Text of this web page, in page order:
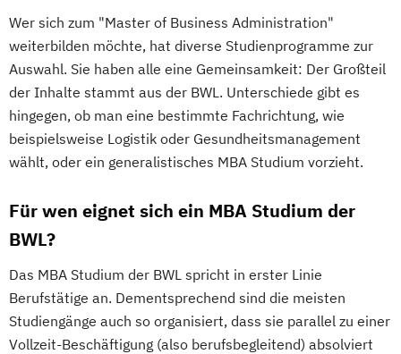
Wer sich zum "Master of Business Administration"
weiterbilden möchte, hat diverse Studienprogramme zur
Auswahl. Sie haben alle eine Gemeinsamkeit: Der Großteil
der Inhalte stammt aus der BWL. Unterschiede gibt es
hingegen, ob man eine bestimmte Fachrichtung, wie
beispielsweise Logistik oder Gesundheitsmanagement
wählt, oder ein generalistisches MBA Studium vorzieht.
Für wen eignet sich ein MBA Studium der
BWL?
Das MBA Studium der BWL spricht in erster Linie
Berufstätige an. Dementsprechend sind die meisten
Studiengänge auch so organisiert, dass sie parallel zu einer
Vollzeit-Beschäftigung (also berufsbegleitend) absolviert